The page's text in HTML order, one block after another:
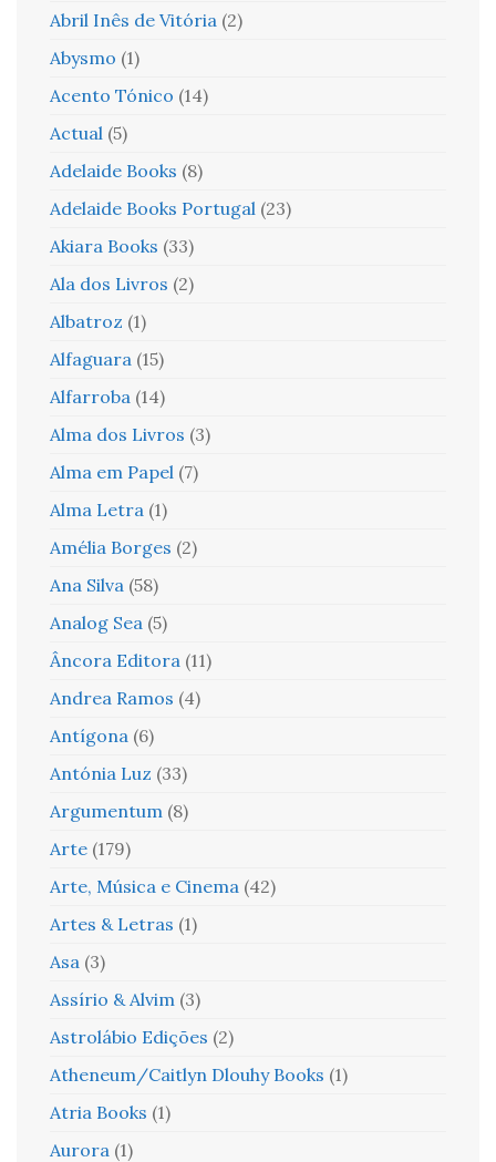
Abril Inês de Vitória (2)
Abysmo (1)
Acento Tónico (14)
Actual (5)
Adelaide Books (8)
Adelaide Books Portugal (23)
Akiara Books (33)
Ala dos Livros (2)
Albatroz (1)
Alfaguara (15)
Alfarroba (14)
Alma dos Livros (3)
Alma em Papel (7)
Alma Letra (1)
Amélia Borges (2)
Ana Silva (58)
Analog Sea (5)
Âncora Editora (11)
Andrea Ramos (4)
Antígona (6)
Antónia Luz (33)
Argumentum (8)
Arte (179)
Arte, Música e Cinema (42)
Artes & Letras (1)
Asa (3)
Assírio & Alvim (3)
Astrolábio Edições (2)
Atheneum/Caitlyn Dlouhy Books (1)
Atria Books (1)
Aurora (1)